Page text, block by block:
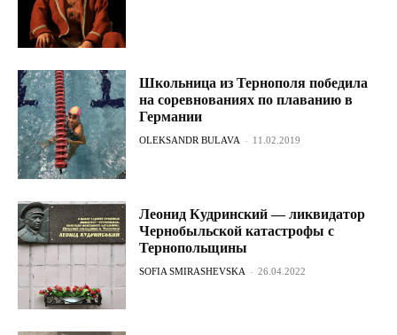
Школьница из Тернополя победила
на соревнованиях по плаванию в
Германии
OLEKSANDR BULAVA - 11.02.2019
Леонид Кудринский — ликвидатор
Чернобыльской катастрофы с
Тернопольщины
SOFIA SMIRASHEVSKA - 26.04.2022